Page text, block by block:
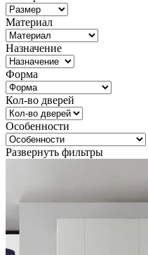
Материал
Назначение
Форма
Кол-во дверей
Особенности
Развернуть фильтры